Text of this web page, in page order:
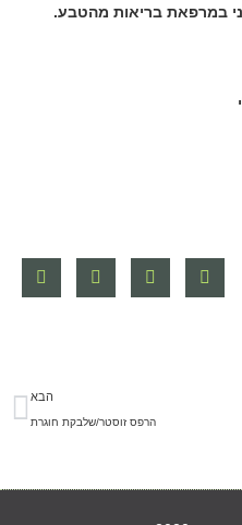
במרפאת בריאות מהטבע.
הבא
הרפס זוסטר/שלבקת חוגרת